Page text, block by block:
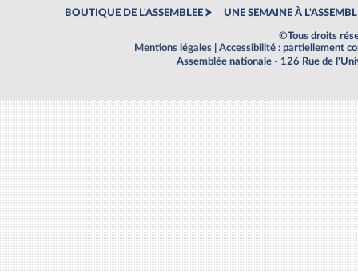
BOUTIQUE DE L'ASSEMBLEE UNE SEMAINE À
©Tous droits
Mentions légales
Accessibilité : partiellement
Assemblée nationale - 126 Rue de